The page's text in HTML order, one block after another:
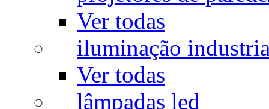
Ver todas
iluminação
Ver todas
lâmpadas led